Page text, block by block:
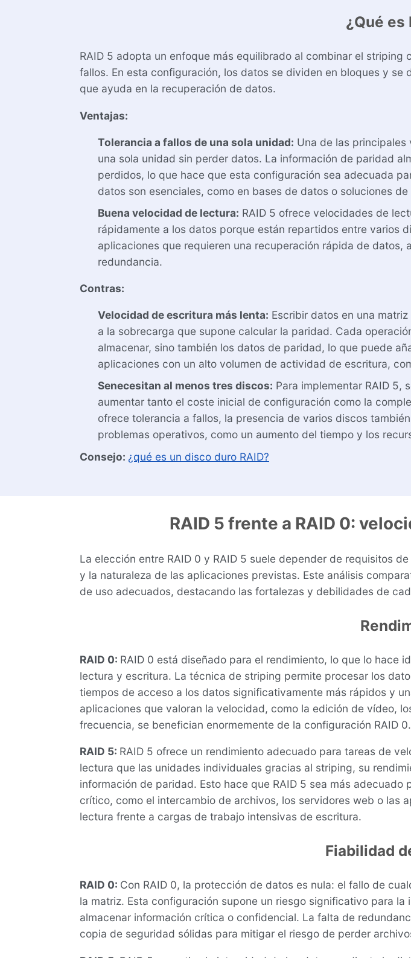
¿Qué es
RAID 5 adopta un enfoque más equilibrado al combinar el
fallos. En esta configuración, los datos se dividen en bloques y
que ayuda en la recuperación de datos.
Ventajas:
Tolerancia a fallos de una sola unidad: Una de las
una sola unidad sin perder datos. La información de paridad
perdidos, lo que hace que esta configuración sea adecuada
datos son esenciales, como en bases de datos o soluciones
Buena velocidad de lectura: RAID 5 ofrece velocidades de
rápidamente a los datos porque están repartidos entre varios
aplicaciones que requieren una recuperación rápida de
redundancia.
Contras:
Velocidad de escritura más lenta: Escribir datos en una
a la sobrecarga que supone calcular la paridad. Cada
almacenar, sino también los datos de paridad, lo que puede
aplicaciones con un alto volumen de actividad de escritura,
Senecesitan al menos tres discos: Para implementar RAID 5,
aumentar tanto el coste inicial de configuración como la
ofrece tolerancia a fallos, la presencia de varios discos
problemas operativos, como un aumento del tiempo y los
Consejo: ¿qué es un disco duro RAID?
RAID 5 frente a RAID 0:
La elección entre RAID 0 y RAID 5 suele depender de requisitos
y la naturaleza de las aplicaciones previstas. Este análisis
de uso adecuados, destacando las fortalezas y debilidades de
RAID 0: RAID 0 está diseñado para el rendimiento, lo que lo hace
lectura y escritura. La técnica de striping permite procesar los
tiempos de acceso a los datos significativamente más rápidos y
aplicaciones que valoran la velocidad, como la edición de vídeo,
frecuencia, se benefician enormemente de la configuración RAID 0.
RAID 5: RAID 5 ofrece un rendimiento adecuado para tareas de
lectura que las unidades individuales gracias al striping, su
información de paridad. Esto hace que RAID 5 sea más
crítico, como el intercambio de archivos, los servidores web o las
lectura frente a cargas de trabajo intensivas de escritura.
Fiabilidad
RAID 0: Con RAID 0, la protección de datos es nula: el fallo de
la matriz. Esta configuración supone un riesgo significativo para
almacenar información crítica o confidencial. La falta de
copia de seguridad sólidas para mitigar el riesgo de perder